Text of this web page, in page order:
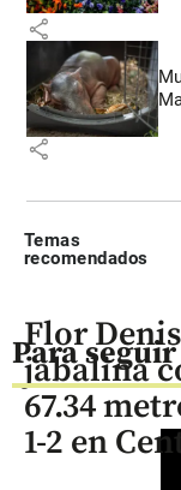
share
share
Temas
recomendados
Para
Flor
jabalina
67.34
1-2 en